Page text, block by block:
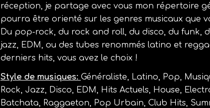
réception, je partage avec vous mon répertoire
pourra être orienté sur les genres musicaux que
Du pop-rock, du rock and roll, du disco, du funk,
jazz, EDM, ou des tubes renommés latino et
derniers hits, vous avez le choix !
Style de musiques: Généraliste, Latino, Pop,
Rock, Jazz, Disco, EDM, Hits Actuels, House,
Batchata, Raggaeton, Pop Urbain, Club Hits,